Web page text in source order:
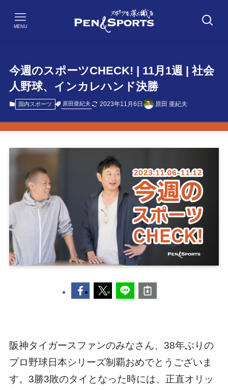
MENU
今週のスポーツCHECK! | 11月1週 | 社会
人野球、インカレハンド決勝
国内スポーツ 原田亜紀夫 2023年11月6日 原田 亜紀夫
阪神タイガースファンのみなさん、38年ぶりの
プロ野球日本シリーズ制覇おめでとうございま
す。3勝3敗のタイとなった時には、正直オリッ